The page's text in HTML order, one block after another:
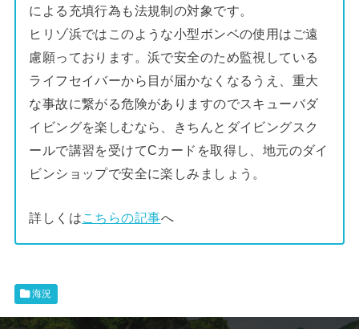
による充填行為も法規制の対象です。
ヒリゾ浜ではこのような小型ボンベの使用はご遠
慮願っております。浜で安全のため監視している
ライフセイバーから目が届かなくなるうえ、重大
な事故に繋がる危険がありますのでスキューバダ
イビングを楽しむなら、きちんとダイビングスク
ールで講習を受けてCカードを取得し、地元のダイ
ビンショップで安全に楽しみましょう。
詳しくはこちらの記事へ
海況